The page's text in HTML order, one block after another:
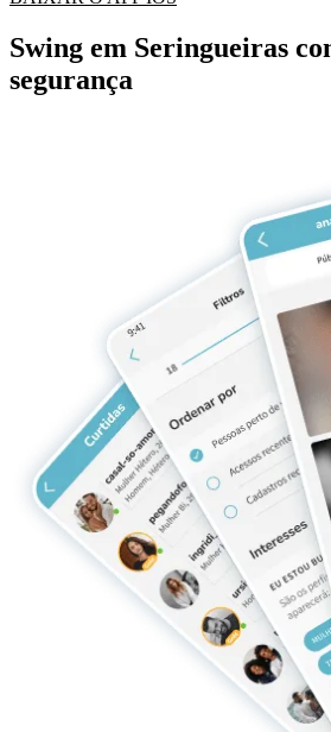
Swing em Seringueiras
segurança